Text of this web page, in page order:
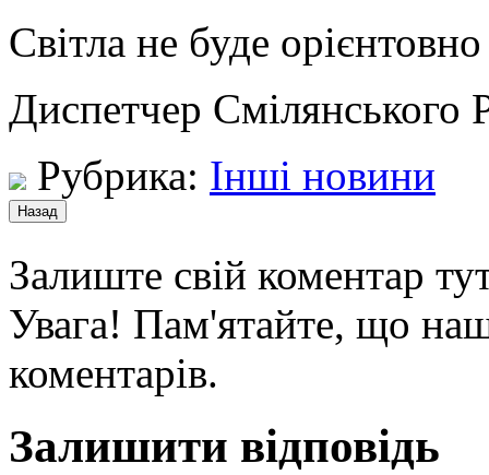
Світла не буде
Диспетчер
Рубрика: Інші новини
Залиште свій коментар
Увага! Пам'ятайте, що
коментарів.
Залишити відповідь